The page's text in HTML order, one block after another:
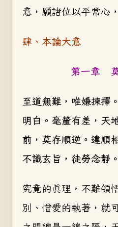
意，願諸位以平常心
肆、本論大意
第一章
至道無難，唯嫌揀擇
明白。毫釐有差，天
前，莫存順逆。違順
不識玄旨，徒勞念靜。
究竟的真理，不難領
別、憎愛的執著，就